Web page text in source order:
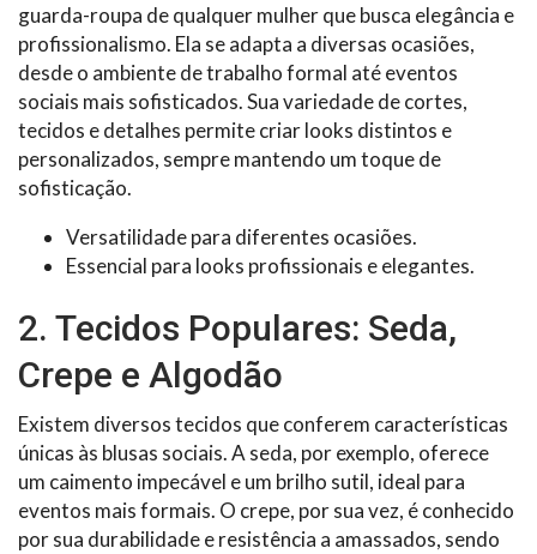
guarda-roupa de qualquer mulher que busca elegância e
profissionalismo. Ela se adapta a diversas ocasiões,
desde o ambiente de trabalho formal até eventos
sociais mais sofisticados. Sua variedade de cortes,
tecidos e detalhes permite criar looks distintos e
personalizados, sempre mantendo um toque de
sofisticação.
Versatilidade para diferentes ocasiões.
Essencial para looks profissionais e elegantes.
2. Tecidos Populares: Seda,
Crepe e Algodão
Existem diversos tecidos que conferem características
únicas às blusas sociais. A seda, por exemplo, oferece
um caimento impecável e um brilho sutil, ideal para
eventos mais formais. O crepe, por sua vez, é conhecido
por sua durabilidade e resistência a amassados, sendo